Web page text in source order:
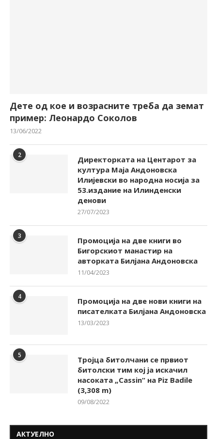
Дете од кое и возрасните треба да земат
пример: Леонардо Соколов
13/06/2022
2
Директорката на Центарот за
култура Маја Андоновска
Илијевски во народна носија за
53.издание на Илинденски
денови
27/07/2023
3
Промоција на две книги во
Бигорскиот манастир на
авторката Билјана Андоновска
11/04/2023
4
Промоција на две нови книги на
писателката Билјана Андоновска
13/03/2023
5
Тројца битолчани се првиот
битолски тим кој ја искачил
насоката „Cassin“ на Piz Badile
(3,308 m)
09/08/2022
АКТУЕЛНО